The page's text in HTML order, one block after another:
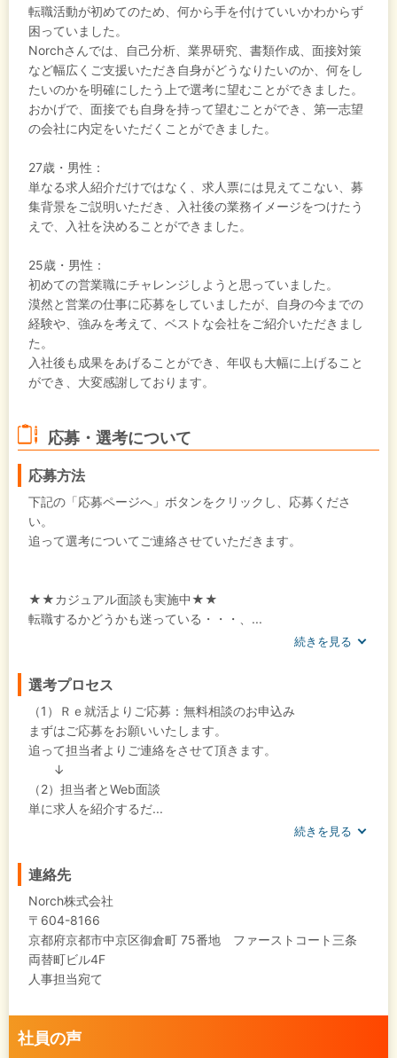
転職活動が初めてのため、何から手を付けていいかわからず
困っていました。
Norchさんでは、自己分析、業界研究、書類作成、面接対策
など幅広くご支援いただき自身がどうなりたいのか、何をし
たいのかを明確にしたう上で選考に望むことができました。
おかげで、面接でも自身を持って望むことができ、第一志望
の会社に内定をいただくことができました。
27歳・男性：
単なる求人紹介だけではなく、求人票には見えてこない、募
集背景をご説明いただき、入社後の業務イメージをつけたう
えで、入社を決めることができました。
25歳・男性：
初めての営業職にチャレンジしようと思っていました。
漠然と営業の仕事に応募をしていましたが、自身の今までの
経験や、強みを考えて、ベストな会社をご紹介いただきまし
た。
入社後も成果をあげることができ、年収も大幅に上げること
ができ、大変感謝しております。
応募・選考について
応募方法
下記の「応募ページへ」ボタンをクリックし、応募くださ
い。
追って選考についてご連絡させていただきます。
★★カジュアル面談も実施中★★
転職するかどうかも迷っている・・・、...
続きを見る
選考プロセス
（1）Ｒｅ就活よりご応募：無料相談のお申込み
まずはご応募をお願いいたします。
追って担当者よりご連絡をさせて頂きます。
↓
（2）担当者とWeb面談
単に求人を紹介するだ...
続きを見る
連絡先
Norch株式会社
〒604-8166
京都府京都市中京区御倉町 75番地 ファーストコート三条
両替町ビル4F
人事担当宛て
社員の声